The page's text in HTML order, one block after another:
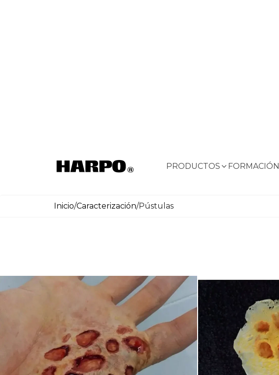
PRODUCTOS FORMACIÓN
Inicio/Caracterización/Pústulas